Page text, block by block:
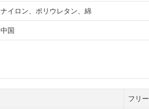
ナイロン、ポリウレタン、綿
中国
フリー